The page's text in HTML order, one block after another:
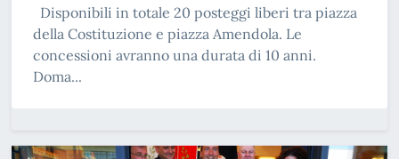
Disponibili in totale 20 posteggi liberi tra piazza
della Costituzione e piazza Amendola. Le
concessioni avranno una durata di 10 anni.
Doma...